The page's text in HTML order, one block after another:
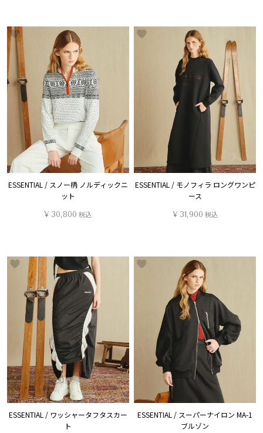
ESSENTIAL / スノー柄 ノルディックニ
ット
¥ 30,800 税込
ESSENTIAL / モノフィラ ロングワンピ
ース
¥ 31,900 税込
ESSENTIAL / ワッシャータフタスカー
ト
ESSENTIAL / スーパーナイロン MA-1
ブルゾン